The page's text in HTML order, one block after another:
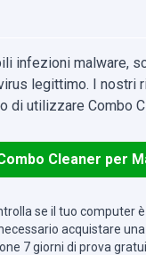
infezioni malware,
legittimo. I nostri
di utilizzare Combo
Cleaner per
se il tuo computer
acquistare
7 giorni di prova